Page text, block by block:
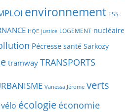
environnement ESS
HQE justice LOGEMENT nucléaire
Pécresse santé Sarkozy
tramway TRANSPORTS
Vanessa Jérome verts
vélo écologie économie